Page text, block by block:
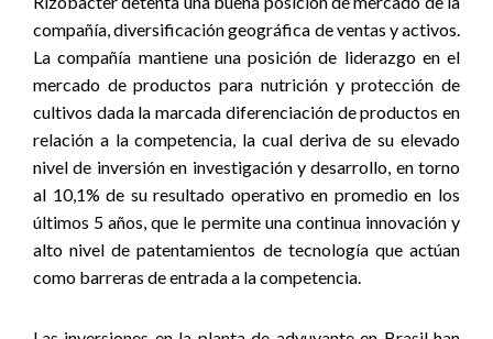
compañía, diversificación geográfica de ventas y activos.
La compañía mantiene una posición de liderazgo en el
mercado de productos para nutrición y protección de
cultivos dada la marcada diferenciación de productos en
relación a la competencia, la cual deriva de su elevado
nivel de inversión en investigación y desarrollo, en torno
al 10,1% de su resultado operativo en promedio en los
últimos 5 años, que le permite una continua innovación y
alto nivel de patentamientos de tecnología que actúan
como barreras de entrada a la competencia.